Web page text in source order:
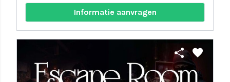
Informatie aanvragen
share favorite